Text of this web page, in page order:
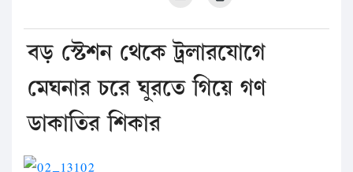
বড় স্টেশন থেকে ট্রলারযোগে
মেঘনার চরে ঘুরতে গিয়ে গণ
ডাকাতির শিকার